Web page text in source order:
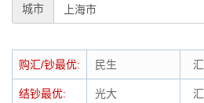
城市
购汇/钞最优: 民生
结钞最优: 光大